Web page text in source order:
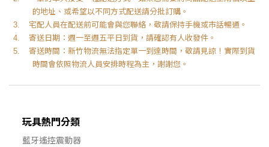
的地址、或希望以不同方式配送請分批訂購。
3. 宅配人員在配送前可能會與您聯絡，敬請保持手機或市話暢通。
4. 寄送日期：週一至週五平日到貨，請確認有人收發件。
5.
寄送時間：新竹物流無法指定單一到達時間，敬請見諒！實際到貨
時間會依照物流人員安排時程為主，謝謝您。
玩具熱門分類
藍牙遙控震動器